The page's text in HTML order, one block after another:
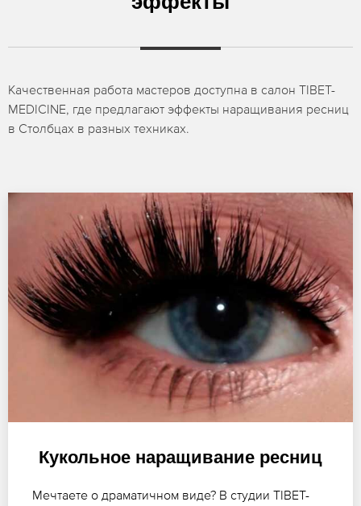
Качественная работа мастеров доступна в салон TIBET-
MEDICINE, где предлагают эффекты наращивания ресниц
в Столбцах в разных техниках.
Кукольное наращивание ресниц
Мечтаете о драматичном виде? В студии TIBET-